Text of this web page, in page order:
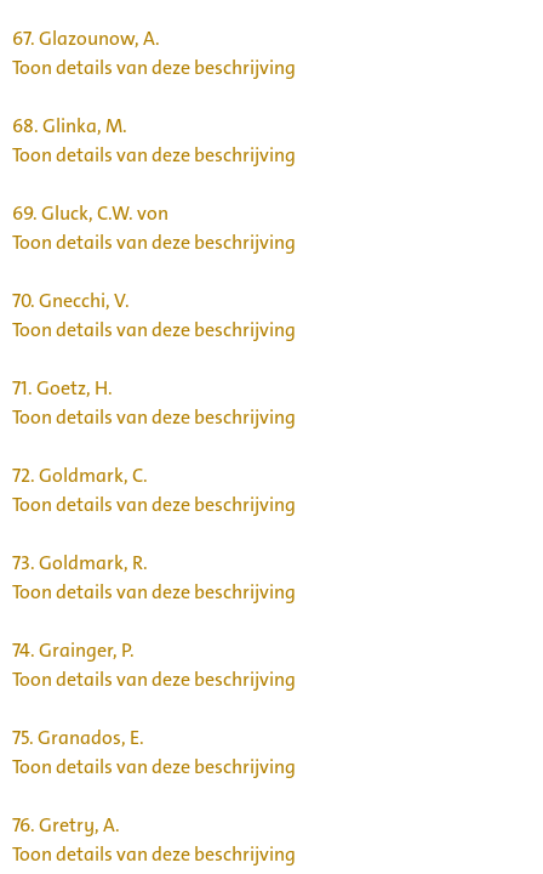
67.Glazounow, A.
Toon details van deze beschrijving
68.Glinka, M.
Toon details van deze beschrijving
69.Gluck, C.W. von
Toon details van deze beschrijving
70.Gnecchi, V.
Toon details van deze beschrijving
71.Goetz, H.
Toon details van deze beschrijving
72.Goldmark, C.
Toon details van deze beschrijving
73.Goldmark, R.
Toon details van deze beschrijving
74.Grainger, P.
Toon details van deze beschrijving
75.Granados, E.
Toon details van deze beschrijving
76.Gretry, A.
Toon details van deze beschrijving